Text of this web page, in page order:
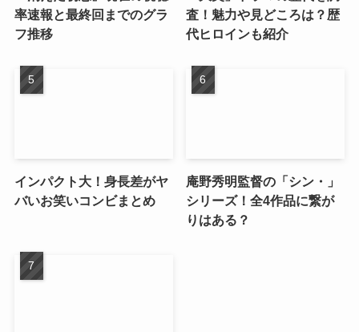
率速報と最終回までのグラ
フ推移
査！魅力や見どころは？歴
代ヒロインも紹介
インパクト大！身長差がヤ
バいお笑いコンビまとめ
庵野秀明監督の「シン・」
シリーズ！全4作品に繋が
りはある？